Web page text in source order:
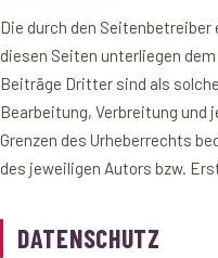
Die durch den
diesen Seiten unterliegen
Beiträge Dritter sind als
Bearbeitung, Verbreitung und
Grenzen des Urheberrechts
des jeweiligen Autors bzw.
DATENSCHUTZ